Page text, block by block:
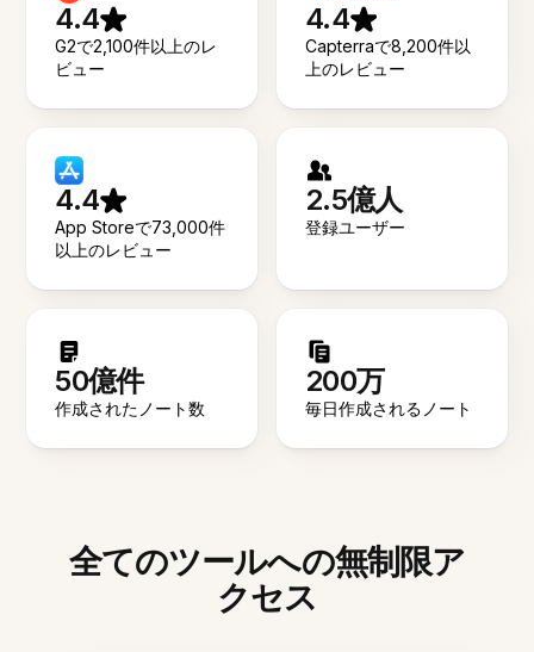
4.4
G2で2,100件以上のレ
ビュー
4.4
Capterraで8,200件以
上のレビュー
4.4
App Storeで73,000件
以上のレビュー
2.5億人
登録ユーザー
50億件
作成されたノート数
200万
毎日作成されるノート
全てのツールへの無制限ア
クセス